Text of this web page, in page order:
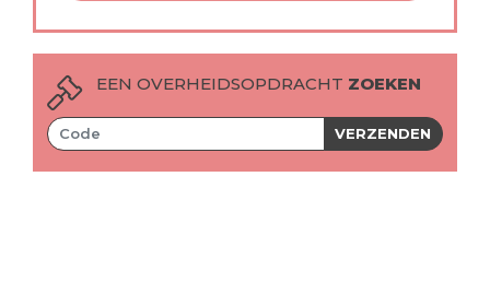
EEN OVERHEIDSOPDRACHT ZOEKEN
VERZENDEN